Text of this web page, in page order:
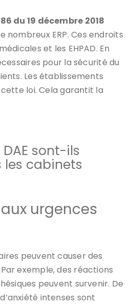
du 19 décembre 2018
nombreux ERP. Ces endroits
et les EHPAD. En
pour la sécurité du
Les établissements
loi. Cela garantit la
sont-ils
les cabinets
urgences
peuvent causer des
exemple, des réactions
peuvent survenir. De
intenses sont